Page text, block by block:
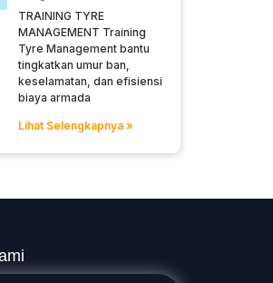
TRAINING TYRE
MANAGEMENT Training
Tyre Management bantu
tingkatkan umur ban,
keselamatan, dan efisiensi
biaya armada
Lihat Selengkapnya »